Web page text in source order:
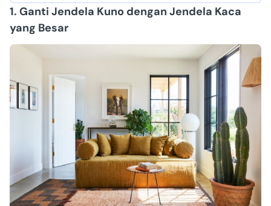
1. Ganti Jendela Kuno dengan Jendela Kaca
yang Besar